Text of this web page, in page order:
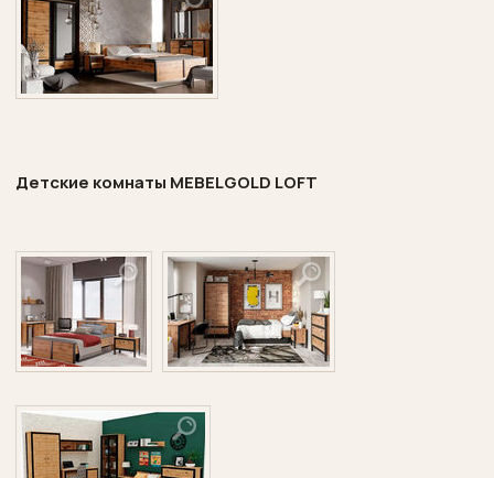
Детские комнаты MEBELGOLD LOFT